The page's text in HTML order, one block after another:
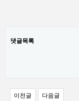
댓글목록
이전글 다음글